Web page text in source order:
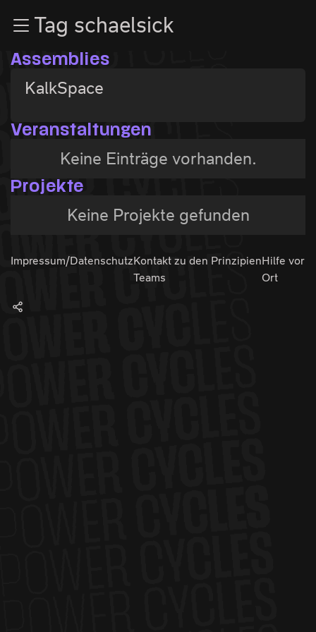
Zum InhaltTag schaelsick
Assemblies
KalkSpace
Veranstaltungen
Keine Einträge vorhanden.
Projekte
Keine Projekte gefunden
Impressum/DatenschutzKontakt zu den
Teams
PrinzipienHilfe vor
Ort